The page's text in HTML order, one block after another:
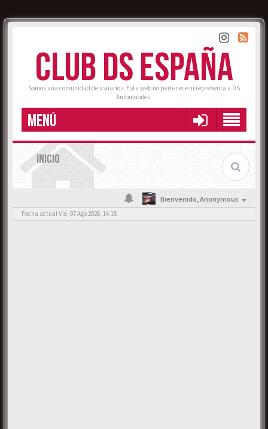
CLUB DS ESPAÑA
Somos una comunidad de usuarios. Esta web no pertenece ni representa a DS
Automobiles.
MENÚ
INICIO
Bienvenido,Anonymous
Fecha actual Vie, 07 Ago 2026, 14:15